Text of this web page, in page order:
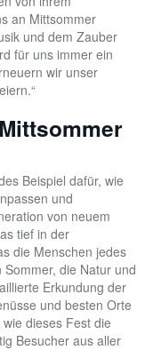
an Mittsommer
und dem Zauber
für uns immer ein
wir unser
Beispiel dafür, wie
und
von neuem
tief in der
die Menschen jedes
die Natur und
Erkundung der
und besten Orte
dieses Fest die
Besucher aus aller